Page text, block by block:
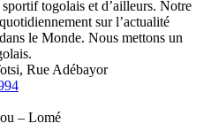
togolais et d’ailleurs. Notre
sur l’actualité
le Monde. Nous mettons un
Rue Adébayor
– Lomé